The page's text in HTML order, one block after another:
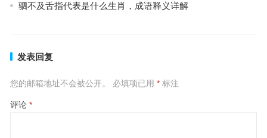
驷不及舌指代表是什么生肖，成语释义详解
发表回复
您的邮箱地址不会被公开。 必填项已用 *标注
评论 *